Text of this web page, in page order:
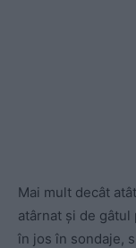
Mai mult decât
atârnat și de
în jos în sondaje,